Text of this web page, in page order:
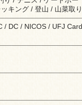
キング / 登山 / 山菜取り
/ DC / NICOS / UFJ Card